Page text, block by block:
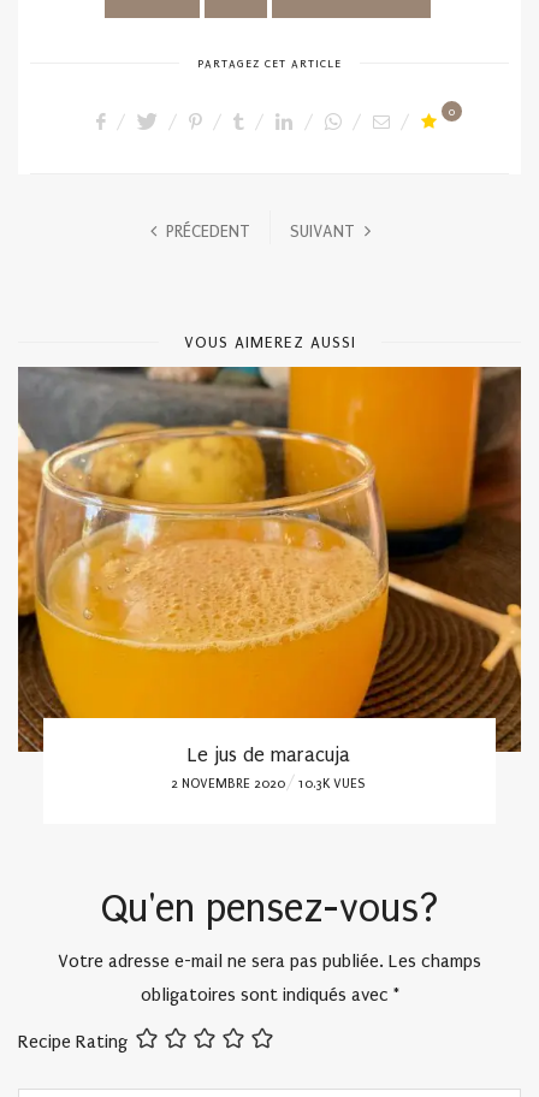
PARTAGEZ CET ARTICLE
0
PRÉCEDENT SUIVANT
VOUS AIMEREZ AUSSI
Le jus de maracuja
POSTED
2 NOVEMBRE 2020 10.3K VUES
Qu'en pensez-vous?
Votre adresse e-mail ne sera pas publiée. Les champs
obligatoires sont indiqués avec *
Recipe Rating